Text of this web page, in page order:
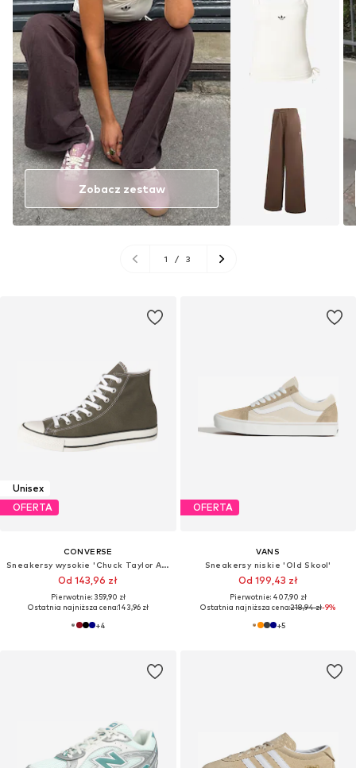
Unisex
OFERTA
CONVERSE
Sneakersy wysokie 'Chuck Taylor All Star'
Od 143,96 zł
Pierwotnie: 359,90 zł
Ostatnia najniższa cena:143,96 zł
+4
OFERTA
VANS
Sneakersy niskie 'Old Skool'
Od 199,43 zł
Pierwotnie: 407,90 zł
Ostatnia najniższa cena:218,94 zł-9%
+5
Zobacz zestaw
1 / 3